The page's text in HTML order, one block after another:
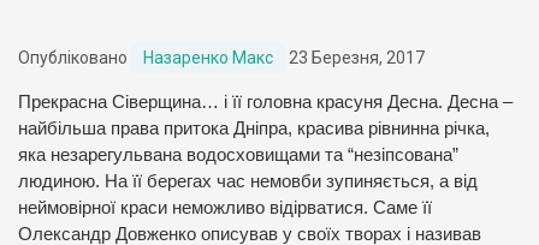
Опубліковано Назаренко Макс 23 Березня, 2017
Прекрасна Сіверщина… і її головна красуня Десна. Десна –
найбільша права притока Дніпра, красива рівнинна річка,
яка незарегульвана водосховищами та “незіпсована”
людиною. На її берегах час немовби зупиняється, а від
неймовірної краси неможливо відірватися. Саме її
Олександр Довженко описував у своїх творах і називав